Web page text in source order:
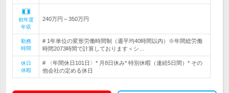
初年度
年収
240万円～350万円
勤務
時間
# 1年単位の変形労働時間制（週平均40時間以内）※年間総労働
時間2073時間で計算しております＜シ…
休日
休暇
# 〈年間休日101日〉* 月8日休み* 特別休暇（連続5日間）* その
他会社の定める休日